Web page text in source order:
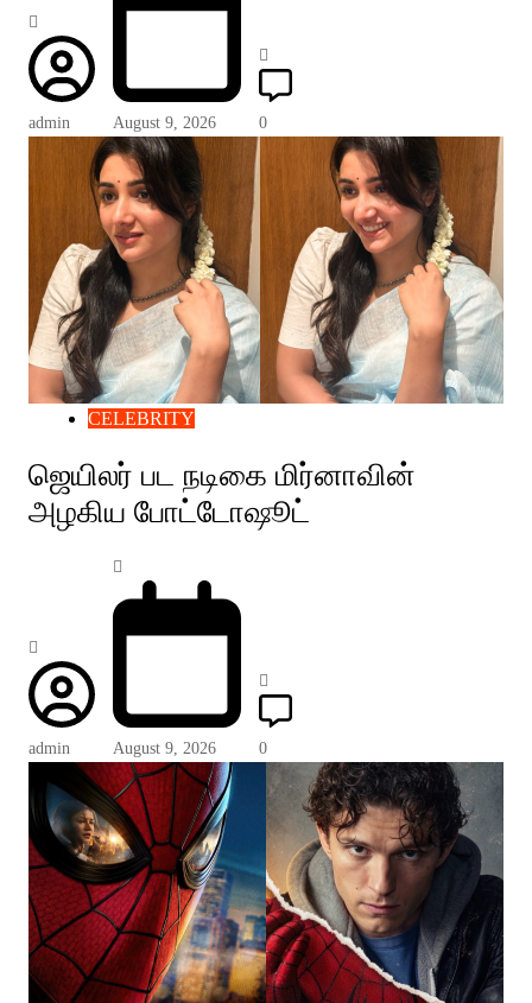
admin August 9, 2026 0
CELEBRITY
ஜெயிலர் பட நடிகை மிர்னாவின்
அழகிய போட்டோஷூட்
admin August 9, 2026 0